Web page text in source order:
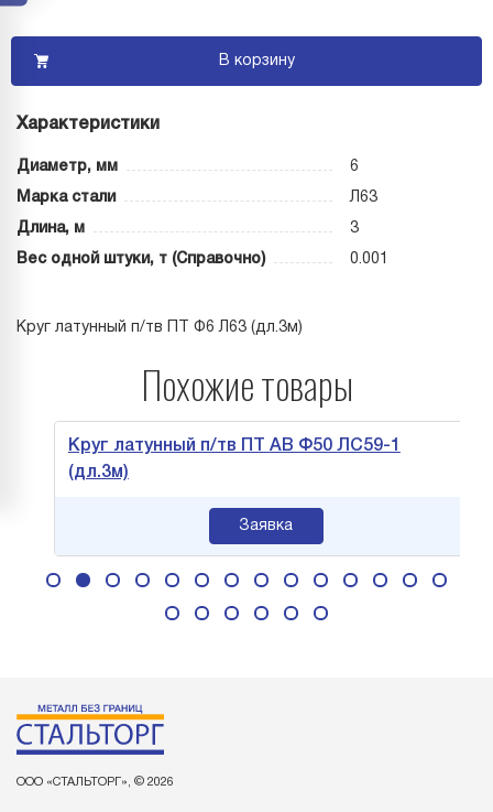
В корзину
Характеристики
Диаметр, мм 6
Марка стали Л63
Длина, м 3
Вес одной штуки, т (Справочно) 0.001
Круг латунный п/тв ПТ Ф6 Л63 (дл.3м)
Похожие товары
Круг латунный п/тв ПТ АВ Ф50 ЛС59-1
(дл.3м)
Заявка
ООО «СТАЛЬТОРГ», © 2026